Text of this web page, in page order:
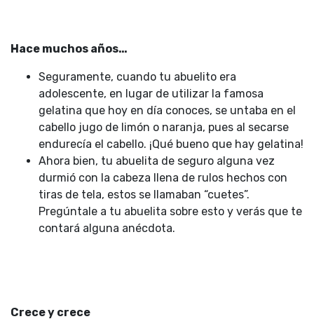
Hace muchos años…
Seguramente, cuando tu abuelito era
adolescente, en lugar de utilizar la famosa
gelatina que hoy en día conoces, se untaba en el
cabello jugo de limón o naranja, pues al secarse
endurecía el cabello. ¡Qué bueno que hay gelatina!
Ahora bien, tu abuelita de seguro alguna vez
durmió con la cabeza llena de rulos hechos con
tiras de tela, estos se llamaban “cuetes”.
Pregúntale a tu abuelita sobre esto y verás que te
contará alguna anécdota.
Crece y crece